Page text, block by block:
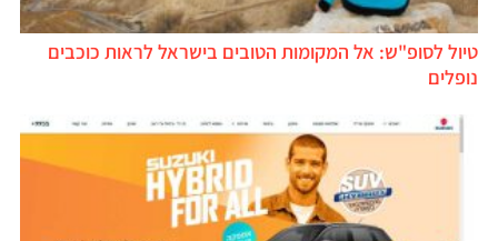
טיול לסופ"ש: אל המקומות הטובים בישראל לראות כוכבים
נופלים